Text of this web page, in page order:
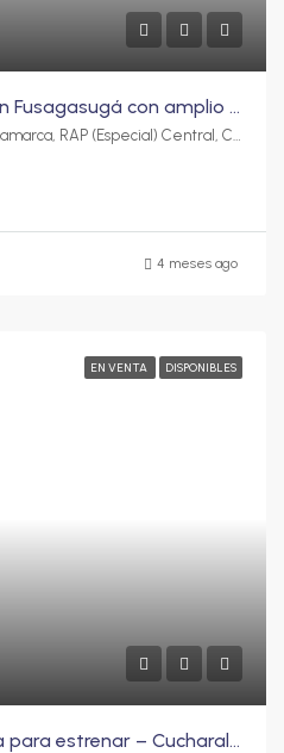
Casa quinta en venta en Fusagasugá con amplio terreno, cultivos y zonas recreativas | 44.220 m²
Fusagasugá, Sumapaz, Cundinamarca, RAP (Especial) Central, Colombia
4 meses ago
EN VENTA DISPONIBLES
Finca en venta con casa para estrenar – Cucharal Bajo Fusagasugá